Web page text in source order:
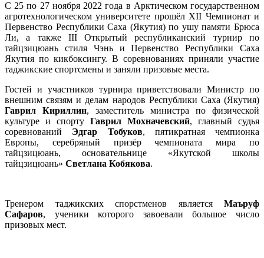
С 25 по 27 ноября 2022 года в Арктическом государственном
агротехнологическом университете прошёл XII Чемпионат и
Первенство Республики Саха (Якутия) по ушу памяти Брюса
Ли, а также III Открытый республиканский турнир по
тайцзицюань стиля Чэнь и Первенство Республики Саха
Якутия по кикбоксингу. В соревнованиях приняли участие
таджикские спортсмены и заняли призовые места.
Гостей и участников турнира приветствовали Министр по
внешним связям и делам народов Республики Саха (Якутия)
Гаврил Кириллин, заместитель министра по физической
культуре и спорту Гаврил Мохначевский, главный судья
соревнований Эдгар Тобуков, пятикратная чемпионка
Европы, серебряный призёр чемпионата мира по
тайцзицюань, основательнице «Якутской школы
тайцзицюань» Светлана Кобякова.
Тренером таджикских спорстменов является Маъруф
Сафаров, ученики которого завоевали большое число
призовых мест.